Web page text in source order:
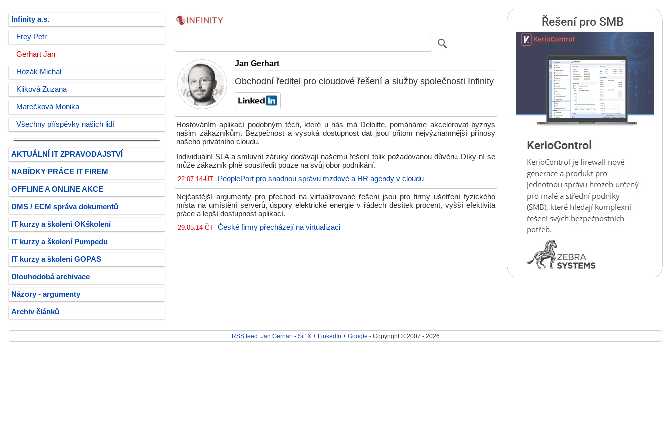
Infinity a.s.
Frey Petr
Gerhart Jan
Hozák Michal
Kliková Zuzana
Marečková Monika
Všechny příspěvky našich lidí
AKTUÁLNÍ IT ZPRAVODAJSTVÍ
NABÍDKY PRÁCE IT FIREM
OFFLINE A ONLINE AKCE
DMS / ECM správa dokumentů
IT kurzy a školení OKškolení
IT kurzy a školení Pumpedu
IT kurzy a školení GOPAS
Dlouhodobá archivace
Názory - argumenty
Archiv článků
Jan Gerhart
Obchodní ředitel pro cloudové řešení a služby společnosti Infinity
Hostováním aplikací podobným těch, které u nás má Deloitte, pomáháme akcelerovat byznys
našim zákazníkům. Bezpečnost a vysoká dostupnost dat jsou přitom nejvýznamnější přínosy
našeho privátního cloudu.
Individuální SLA a smluvní záruky dodávají našemu řešení tolik požadovanou důvěru. Díky ní se
může zákazník plně soustředit pouze na svůj obor podnikání.
22.07.14-ÚT PeoplePort pro snadnou správu mzdové a HR agendy v cloudu
Nejčastější argumenty pro přechod na virtualizované řešení jsou pro firmy ušetření fyzického
místa na umístění serverů, úspory elektrické energie v řádech desítek procent, vyšší efektivita
práce a lepší dostupnost aplikací.
29.05.14-ČT České firmy přecházejí na virtualizaci
RSS feed: Jan Gerhart- Síť X+ LinkedIn + Google - Copyright © 2007 - 2026